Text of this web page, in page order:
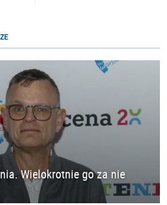
Wielokrotnie go za nie